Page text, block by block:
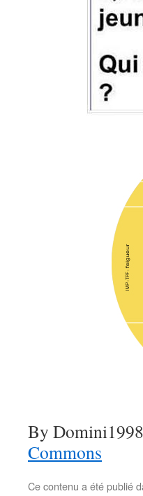
By
Commons
Ce contenu a été publié